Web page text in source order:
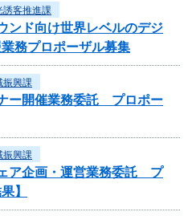
誘客推進課
ンド向け世界レベルのデジ
務プロポーザル募集
振興課
ー開催業務委託 プロポー
振興課
ア企画・運営業務委託 プ
】